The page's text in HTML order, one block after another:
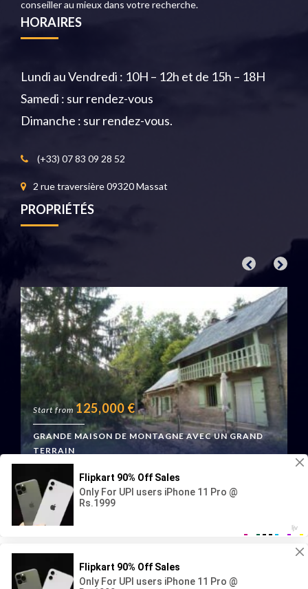
conseiller au mieux dans votre recherche.
HORAIRES
Lundi au Vendredi : 10H – 12h et de 15h – 18H
Samedi : sur rendez-vous
Dimanche : sur rendez-vous.
(+33) 07 83 09 28 52
2 rue traversière 09320 Massat
PROPRIÉTÉS
Start from 125,000 €
GRANDE MAISON DE MONTAGNE AVEC UN GRAND
TERRAIN
Boussenac, France